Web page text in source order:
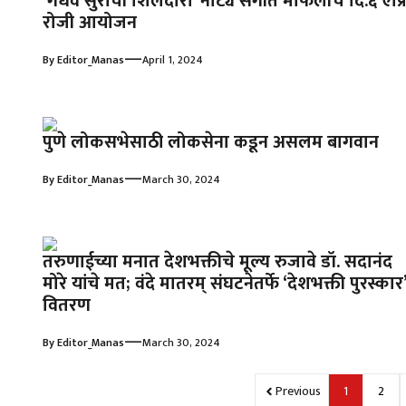
रोजी आयोजन
ByEditor_Manas—April 1, 2024
पुणे लोकसभेसाठी लोकसेना कडून असलम बागवान
ByEditor_Manas—March 30, 2024
तरुणाईच्या मनात देशभक्तीचे मूल्य रुजावे डॉ. सदानंद
मोरे यांचे मत; वंदे मातरम् संघटनेतर्फे ‘देशभक्ती पुरस्कार’
वितरण
ByEditor_Manas—March 30, 2024
Previous 1 2